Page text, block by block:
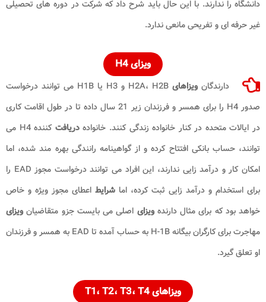
دانشگاه را ندارند. با این حال باید شرح داد که شرکت در دوره های تحصیلی
غیر حرفه ای و تفریحی مانعی ندارد.
ویزای H4
دارندگان ویزاهای
H2A، H2B و H3 یا H1B می توانند درخواست
صدور H4 را برای همسر و فرزندان زیر 21 سال داده تا در طول اقامت کاری
در ایالات متحده در کنار خانواده زندگی کنند. خانوادهدریافت
کننده H4 می
توانند، حساب بانکی افتتاح کرده و از گواهینامه رانندگی بهره مند شده، اما
امکان کار و درآمد زایی ندارند، این افراد می توانند درخواست مجوز EAD را
برای استخدام و درآمد زایی ثبت کرده، اما شرایط اعطای مجوز ویژه و خاص
خواهد بود که برای مثال دارندهویزای اصلی می بایست جزو متقاضیان ویزای
مهاجرت برای کارگران بیگانه H-1B به حساب آمده تا EAD به همسر و فرزندان
او تعلق گیرد.
ویزاهای T1، T2، T3، T4